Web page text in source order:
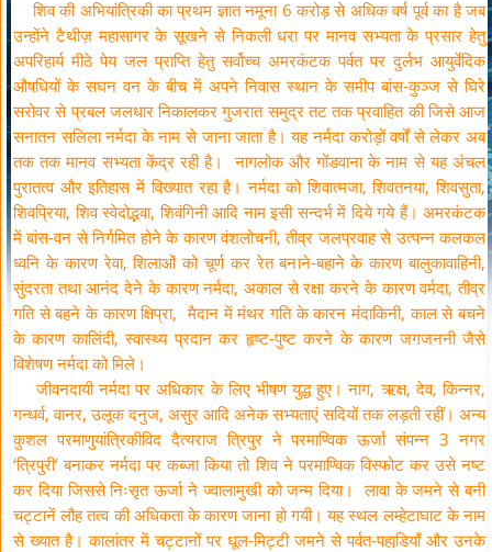
शिव की अभियांत्रिकी का प्रथम ज्ञात नमूना 6 करोड़ से अधिक वर्ष पूर्व का है जब
उन्होंने टैथीज़ महासागर के सूखने से निकली धरा पर मानव सभ्यता के प्रसार हेतु
अपरिहार्य मीठे पेय जल प्राप्ति हेतु सर्वोच्च अमरकंटक पर्वत पर दुर्लभ आयुर्वेदिक
औषधियों के सघन वन के बीच में अपने निवास स्थान के समीप बांस-कुञ्ज से घिरे
सरोवर से प्रबल जलधार निकालकर गुजरात समुद्र तट तक प्रवाहित की जिसे आज
सनातन सलिला नर्मदा के नाम से जाना जाता है। यह नर्मदा करोड़ों वर्षों से लेकर अब
तक तक मानव सभ्यता केंद्र रही है। नागलोक और गोंडवाना के नाम से यह अंचल
पुरातत्व और इतिहास में विख्यात रहा है। नर्मदा को शिवात्मजा, शिवतनया, शिवसुता,
शिवप्रिया, शिव स्वेदोद्भवा, शिवंगिनी आदि नाम इसी सन्दर्भ में दिये गये हैं। अमरकंटक
में बांस-वन से निर्गमित होने के कारण वंशलोचनी, तीव्र जलप्रवाह से उत्पन्न कलकल
ध्वनि के कारण रेवा, शिलाओं को चूर्ण कर रेत बनाने-बहाने के कारण बालुकावाहिनी,
सुंदरता तथा आनंद देने के कारण नर्मदा, अकाल से रक्षा करने के कारण वर्मदा, तीव्र
गति से बहने के कारण क्षिप्रा, मैदान में मंथर गति के कारन मंदाकिनी, काल से बचने
के कारण कालिंदी, स्वास्थ्य प्रदान कर हृष्ट-पुष्ट करने के कारण जगजननी जैसे
विशेषण नर्मदा को मिले।
जीवनदायी नर्मदा पर अधिकार के लिए भीषण युद्ध हुए। नाग, ऋक्ष, देव, किन्नर,
गन्धर्व, वानर, उलूक दनुज, असुर आदि अनेक सभ्यताएं सदियों तक लड़ती रहीं। अन्य
कुशल परमाणुयांत्रिकीविद दैत्यराज त्रिपुर ने परमाण्विक ऊर्जा संपन्न 3 नगर
‘त्रिपुरी’ बनाकर नर्मदा पर कब्जा किया तो शिव ने परमाण्विक विस्फोट कर उसे नष्ट
कर दिया जिससे निःसृत ऊर्जा ने ज्वालामुखी को जन्म दिया। लावा के जमने से बनी
चट्टानें लौह तत्व की अधिकता के कारण जाना हो गयी। यह स्थल लम्हेटाघाट के नाम
से ख्यात है। कालांतर में चट्टानों पर धूल-मिट्टी जमने से पर्वत-पहाडि़याँ और उनके